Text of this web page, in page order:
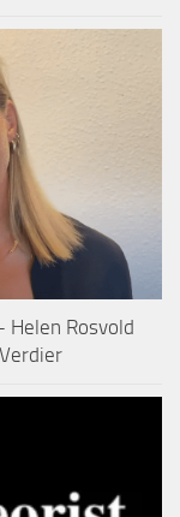
Helen Rosvold